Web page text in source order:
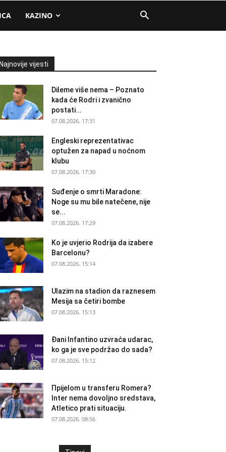
KAZINO
Najnovije vijesti
Dileme više nema – Poznato
kada će Rodri i zvanično
postati...
07.08.2026. 17:31
Engleski reprezentativac
optužen za napad u noćnom
klubu
07.08.2026. 17:30
Suđenje o smrti Maradone:
Noge su mu bile natečene, nije
se...
07.08.2026. 17:29
Ko je uvjerio Rodrija da izabere
Barcelonu?
07.08.2026. 15:14
Ulazim na stadion da raznesem
Mesija sa četiri bombe
07.08.2026. 15:13
Đani Infantino uzvraća udarac,
ko ga je sve podržao do sada?
07.08.2026. 15:12
Прijelom u transferu Romera?
Inter nema dovoljno sredstava,
Atletico prati situaciju.
07.08.2026. 08:56